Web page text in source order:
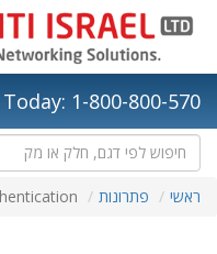
Today: 1-800-800-570
ראשי פתרונות